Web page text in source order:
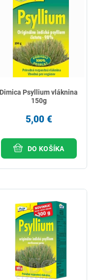
od A
Dimica Psyllium vláknina
150g
5,00 €
DO KOŠÍKA